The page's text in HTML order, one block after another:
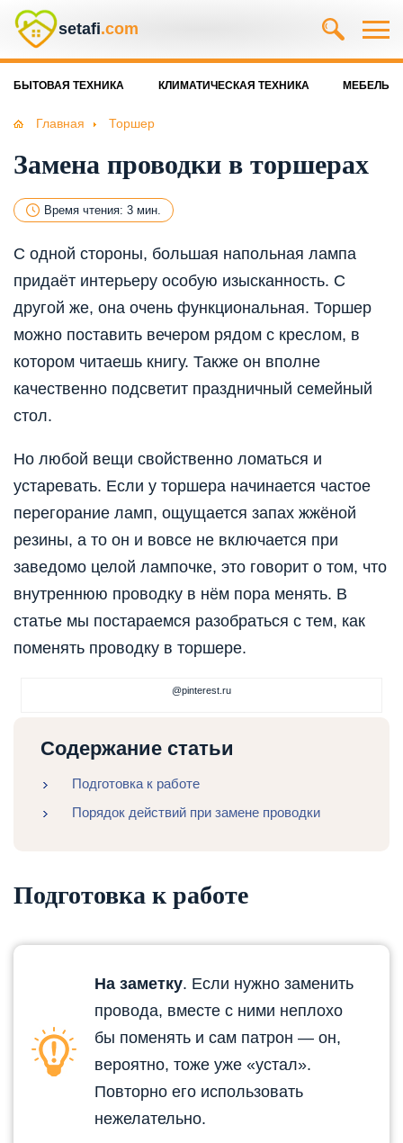
setafi.com
БЫТОВАЯ ТЕХНИКА КЛИМАТИЧЕСКАЯ ТЕХНИКА МЕБЕЛЬ
Главная Торшер
Замена проводки в торшерах
Время чтения: 3 мин.
С одной стороны, большая напольная лампа
придаёт интерьеру особую изысканность. С
другой же, она очень функциональная. Торшер
можно поставить вечером рядом с креслом, в
котором читаешь книгу. Также он вполне
качественно подсветит праздничный семейный
стол.
Но любой вещи свойственно ломаться и
устаревать. Если у торшера начинается частое
перегорание ламп, ощущается запах жжёной
резины, а то он и вовсе не включается при
заведомо целой лампочке, это говорит о том, что
внутреннюю проводку в нём пора менять. В
статье мы постараемся разобраться с тем, как
поменять проводку в торшере.
@pinterest.ru
Содержание статьи
Подготовка к работе
Порядок действий при замене проводки
Подготовка к работе
На заметку. Если нужно заменить
провода, вместе с ними неплохо
бы поменять и сам патрон — он,
вероятно, тоже уже «устал».
Повторно его использовать
нежелательно.